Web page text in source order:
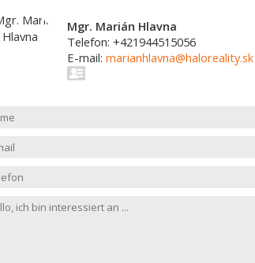
Mgr. Marián Hlavna
Telefon: +421944515056
E-mail: marianhlavna@haloreality.sk